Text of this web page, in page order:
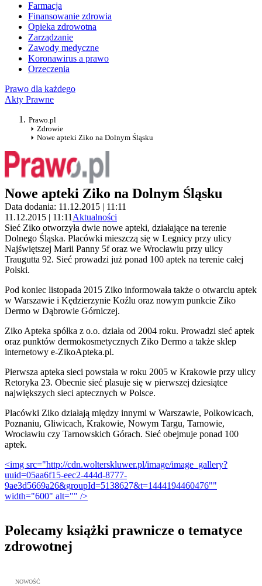
Farmacja
Finansowanie zdrowia
Opieka zdrowotna
Zarządzanie
Zawody medyczne
Koronawirus a prawo
Orzeczenia
Prawo dla każdego
Akty Prawne
Prawo.pl
Zdrowie
Nowe apteki Ziko na Dolnym Śląsku
Nowe apteki Ziko na Dolnym Śląsku
Data dodania: 11.12.2015 | 11:11
11.12.2015 | 11:11Aktualności
Sieć Ziko otworzyła dwie nowe apteki, działające na terenie
Dolnego Śląska. Placówki mieszczą się w Legnicy przy ulicy
Najświętszej Marii Panny 5f oraz we Wrocławiu przy ulicy
Traugutta 92. Sieć prowadzi już ponad 100 aptek na terenie całej
Polski.
Pod koniec listopada 2015 Ziko informowała także o otwarciu aptek
w Warszawie i Kędzierzynie Koźlu oraz nowym punkcie Ziko
Dermo w Dąbrowie Górniczej.
Ziko Apteka spółka z o.o. działa od 2004 roku. Prowadzi sieć aptek
oraz punktów dermokosmetycznych Ziko Dermo a także sklep
internetowy e-ZikoApteka.pl.
Pierwsza apteka sieci powstała w roku 2005 w Krakowie przy ulicy
Retoryka 23. Obecnie sieć plasuje się w pierwszej dziesiątce
największych sieci aptecznych w Polsce.
Placówki Ziko działają między innymi w Warszawie, Polkowicach,
Poznaniu, Gliwicach, Krakowie, Nowym Targu, Tarnowie,
Wrocławiu czy Tarnowskich Górach. Sieć obejmuje ponad 100
aptek.
<img src="http://cdn.wolterskluwer.pl/image/image_gallery?
uuid=05aa6f15-eec2-444d-8777-
9ae3d5669a26&groupId=5138627&t=1444194460476""
width="600" alt="" />
Polecamy książki prawnicze o tematyce
zdrowotnej
Przejdź do: Metodyka obrony lekarza przed sądem lekarskim,
NOWOŚĆ